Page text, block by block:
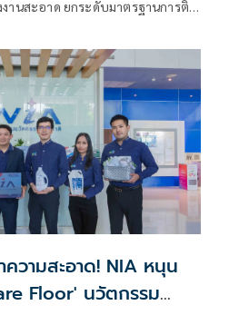
านสะอาด ยกระดับมาตรฐานการติด
วามสะอาด! NIA หนุน
Floor' นวัตกรรม